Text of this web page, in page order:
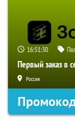
16:51:29
Первый заказ в
Россия